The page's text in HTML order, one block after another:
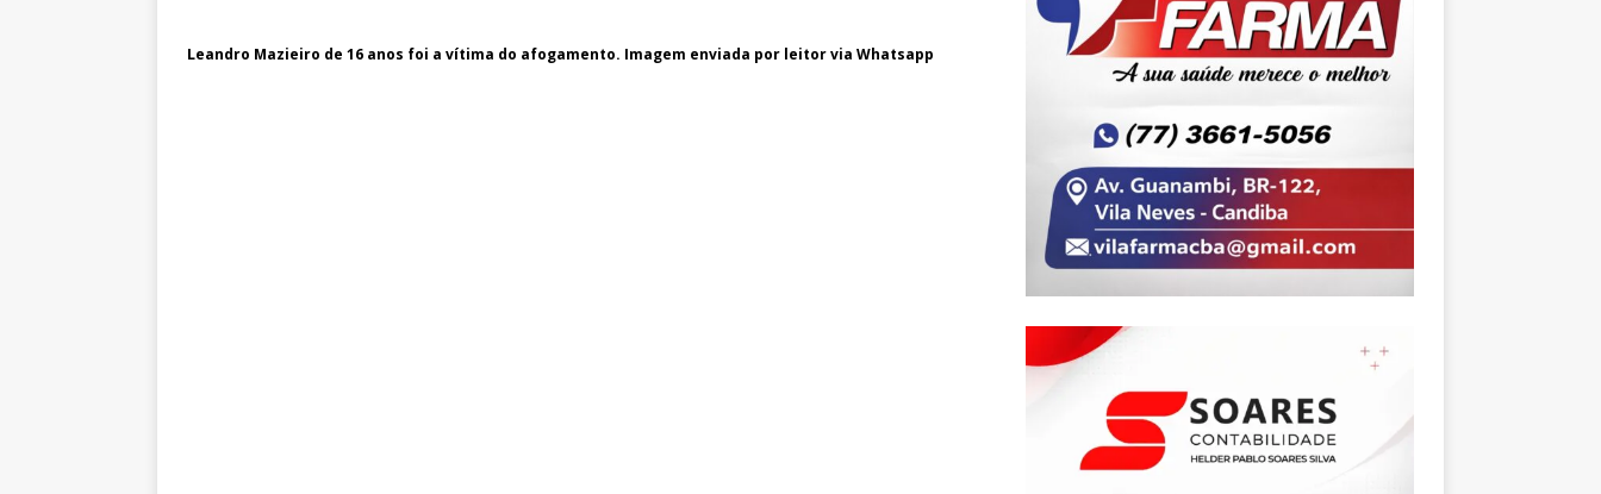
Leandro Mazieiro de 16 anos foi a vítima do afogamento. Imagem enviada por leitor via Whatsapp